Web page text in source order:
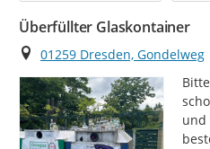
Überfüllter Glaskontainer
Ort
01259 Dresden, Gondelweg
und